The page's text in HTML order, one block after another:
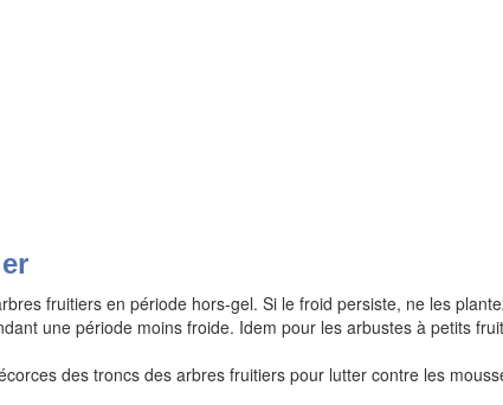
fruitiers en période hors-gel. Si le froid persiste, ne les
une période moins froide. Idem pour les arbustes à petits
des troncs des arbres fruitiers pour lutter contre les